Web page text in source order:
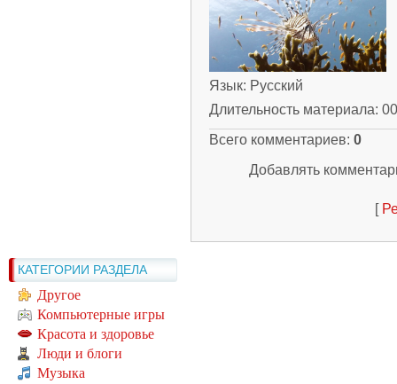
КАТЕГОРИИ РАЗДЕЛА
Другое
Компьютерные игры
Красота и здоровье
Люди и блоги
Музыка
Язык: Русский
Длительность материала:
Всего комментариев: 0
Добавлять
[